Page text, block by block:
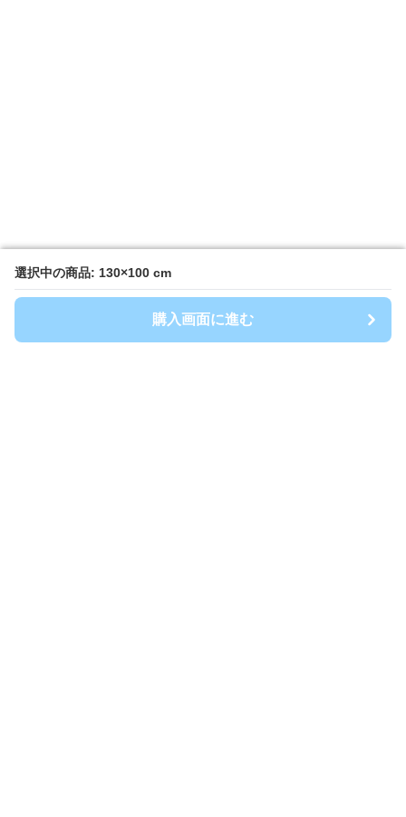
選択中の商品: 130×100 cm
購入画面に進む
選択中の商品: 130×100 cm
購入画面に進む